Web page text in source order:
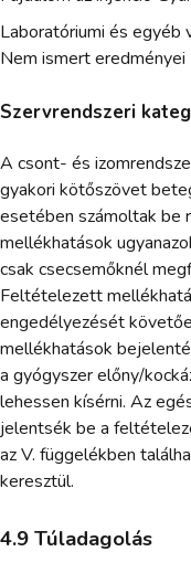
Laboratóriumi és egyéb
Nem ismert eredményei
Szervrendszeri
A csont- és
gyakori kötőszövet
esetében számoltak be
mellékhatások
csak csecsemőknél
Feltételezett
engedélyezését
mellékhatások
a gyógyszer előny/
lehessen kísérni. Az
jelentsék be a
az V. függelékben
keresztül.
4.9 Túladagolás